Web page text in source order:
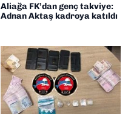
Aliağa FK’dan genç takviye:
Adnan Aktaş kadroya katıldı